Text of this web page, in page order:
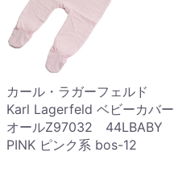
カール・ラガーフェルド
Karl Lagerfeld ベビーカバー
オールZ97032 44LBABY
PINK ピンク系 bos-12